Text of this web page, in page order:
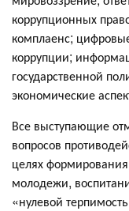
коррупционных
комплаенс;
коррупции;
государственной
экономические
Все выступающие
вопросов
целях
молодежи,
«нулевой